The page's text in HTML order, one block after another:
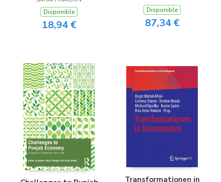
Disponible
18,94 €
Disponible
87,34 €
Transformationen in